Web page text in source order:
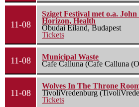
11-08
Sziget Festival met o.a.
Horizon, Health
Óbudai Eiland, Budapest
Tickets
11-08
Municipal Waste
Cafe Calluna (Cafe Calluna
11-08
Wolves In The Throne
TivoliVredenburg
Tickets